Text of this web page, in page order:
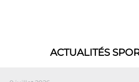
ACTUALITÉS